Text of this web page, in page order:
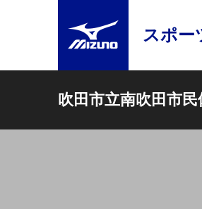
スポー
吹田市立南吹田市民